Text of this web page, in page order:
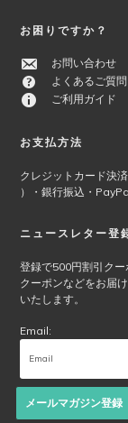
お困りですか？
お問い合わせ
よくあるご質問
ご利用ガイド
お支払方法
クレジットカード決
）・銀行振込・
ニュースレター登
登録で500円割引ク
クーポンなどをお届
いたします。
Email:
メールマガジン登録